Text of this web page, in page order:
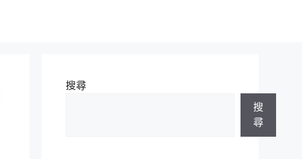
搜尋
搜
尋